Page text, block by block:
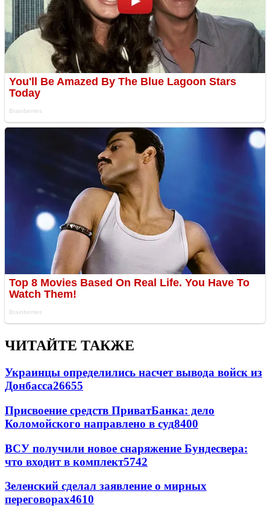
ЧИТАЙТЕ ТАКЖЕ
Украинцы определились насчет вывода войск из
Донбасса26655
Присвоение средств ПриватБанка: дело
Коломойского направлено в суд8400
ВСУ получили новое снаряжение Бундесвера:
что входит в комплект5742
Зеленский сделал заявление о мирных
переговорах4610